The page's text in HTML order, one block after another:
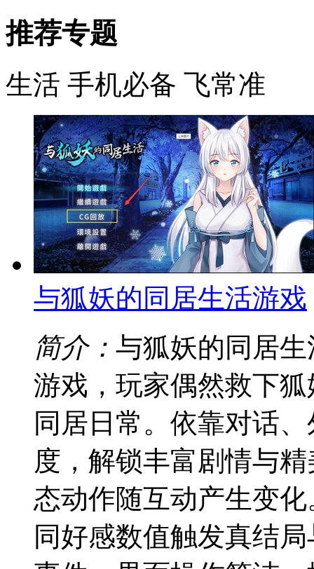
推荐专题
生活 手机必备 飞常准
与狐妖的同居生活游戏
简介： 与狐妖的同居
游戏，玩家偶然救下
同居日常。依靠对话
度，解锁丰富剧情与
态动作随互动产生变
同好感数值触发真结